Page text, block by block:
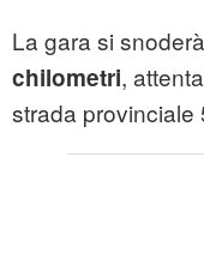
La gara si
chilometri,
strada provinciale